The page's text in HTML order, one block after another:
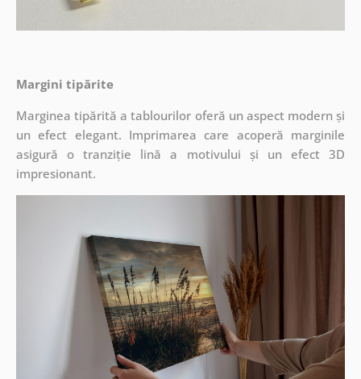
Margini tipărite
Marginea tipărită a tablourilor oferă un aspect modern și
un efect elegant. Imprimarea care acoperă marginile
asigură o tranziție lină a motivului și un efect 3D
impresionant.